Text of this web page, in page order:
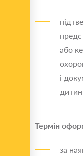
або
і
Термін
за